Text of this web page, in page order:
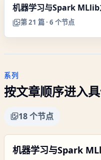
机器学习与Spark MLlib
第21 篇 · 6 个节点
系列
按文章顺序进入
18个节点
机器学习与Spark